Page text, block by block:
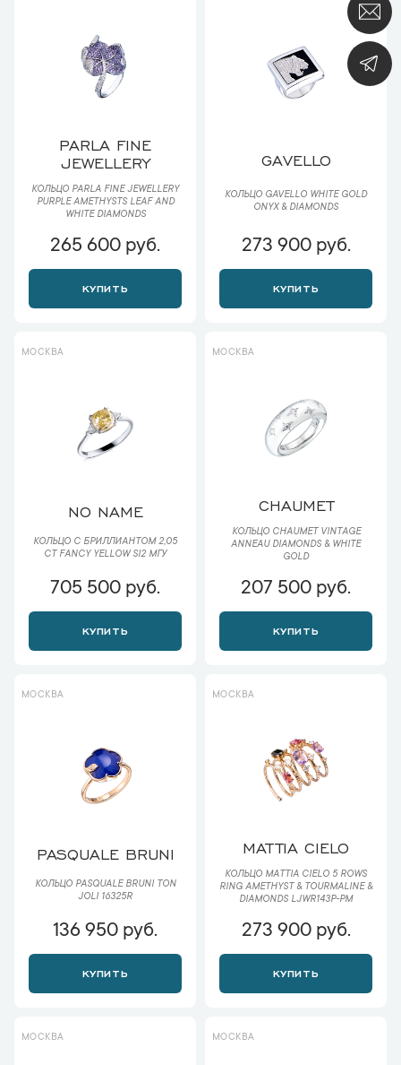
PARLA FINE
JEWELLERY
КОЛЬЦО PARLA FINE JEWELLERY
PURPLE AMETHYSTS LEAF AND
WHITE DIAMONDS
265 600 руб.
КУПИТЬ
GAVELLO
КОЛЬЦО GAVELLO WHITE GOLD
ONYX & DIAMONDS
273 900 руб.
КУПИТЬ
МОСКВА
NO NAME
КОЛЬЦО С БРИЛЛИАНТОМ 2,05
CT FANCY YELLOW SI2 МГУ
705 500 руб.
КУПИТЬ
МОСКВА
CHAUMET
КОЛЬЦО CHAUMET VINTAGE
ANNEAU DIAMONDS & WHITE
GOLD
207 500 руб.
КУПИТЬ
МОСКВА
PASQUALE BRUNI
КОЛЬЦО PASQUALE BRUNI TON
JOLI 16325R
136 950 руб.
КУПИТЬ
МОСКВА
MATTIA CIELO
КОЛЬЦО MATTIA CIELO 5 ROWS
RING AMETHYST & TOURMALINE &
DIAMONDS LJWR143P-PM
273 900 руб.
КУПИТЬ
МОСКВА МОСКВА